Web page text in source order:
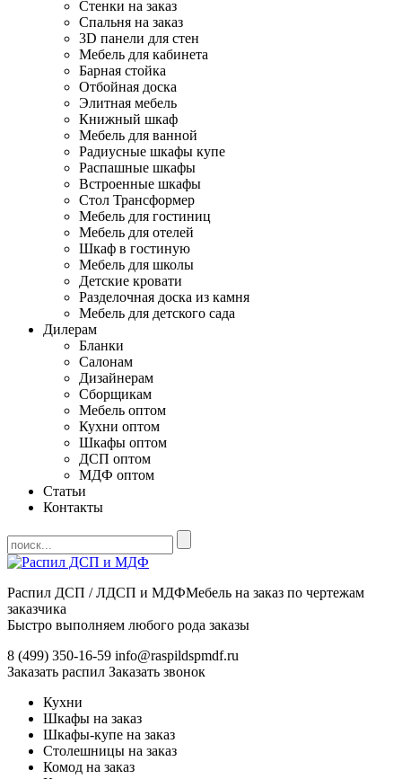
Стенки на заказ
Спальня на заказ
3D панели для стен
Мебель для кабинета
Барная стойка
Отбойная доска
Элитная мебель
Книжный шкаф
Мебель для ванной
Радиусные шкафы купе
Распашные шкафы
Встроенные шкафы
Стол Трансформер
Мебель для гостиниц
Мебель для отелей
Шкаф в гостиную
Мебель для школы
Детские кровати
Разделочная доска из камня
Мебель для детского сада
Дилерам
Бланки
Салонам
Дизайнерам
Сборщикам
Мебель оптом
Кухни оптом
Шкафы оптом
ДСП оптом
МДФ оптом
Статьи
Контакты
Распил ДСП / ЛДСП и МДФМебель на заказ по чертежам
заказчика
Быстро выполняем любого рода заказы
8 (499) 350-16-59 info@raspildspmdf.ru
Заказать распил Заказать звонок
Кухни
Шкафы на заказ
Шкафы-купе на заказ
Столешницы на заказ
Комод на заказ